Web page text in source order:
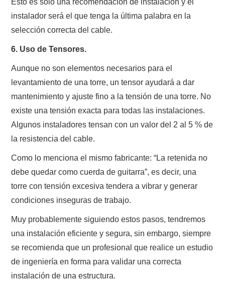
Esto es solo una recomendación de instalación y el
instalador será el que tenga la última palabra en la
selección correcta del cable.
6. Uso de Tensores.
Aunque no son elementos necesarios para el
levantamiento de una torre, un tensor ayudará a dar
mantenimiento y ajuste fino a la tensión de una torre. No
existe una tensión exacta para todas las instalaciones.
Algunos instaladores tensan con un valor del 2 al 5 % de
la resistencia del cable.
Como lo menciona el mismo fabricante: “La retenida no
debe quedar como cuerda de guitarra”, es decir, una
torre con tensión excesiva tendera a vibrar y generar
condiciones inseguras de trabajo.
Muy probablemente siguiendo estos pasos, tendremos
una instalación eficiente y segura, sin embargo, siempre
se recomienda que un profesional que realice un estudio
de ingeniería en forma para validar una correcta
instalación de una estructura.